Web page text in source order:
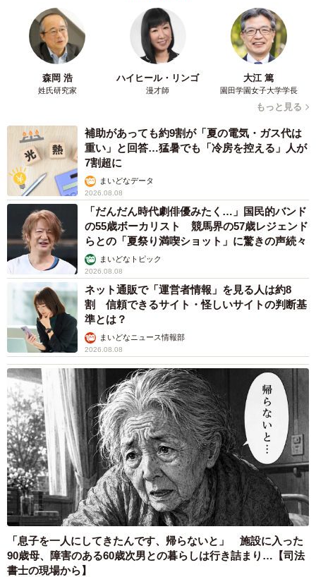
ました。
また今回の件について、奈緒さんが利用したハローワーク
の職業相談・紹介窓口にあらためて話を聞いてみると、担
当者の男性から以下のような返答がありました。
「会社に勤める人たちの人間性だったり、社員教育の仕方
だったりということについては、こちらには正確な情報が
入ってこないので、ブラック企業かどうかを的確に見極め
ることはできず、ハローワークは法律に違反していない限
り求人を受けざるをえません。ただし、特定の会社で次々
に人が辞められたら、こちらもちょっとおかしいと思いま
すので、その場合は面接に行かれることをお止めします」
また、「もし入社してパワハラなどがあった場合は、ハロ
ーワークにどんどん通報していただければと思います。ハ
ローワークでもパワハラなどハラスメントがあった場合
は、各都道府県労働局にある雇用環境・均等部に連絡し、
そこから指導を行うことになります。それでも改善しない
場合は雇用環境・均等部と連携をとってハローワークで
は、今後求人は出せませんとお断りすることになります」
とのことでした。
※記事を一部修正しました（10月10日9時38分）
◇ ◇
▽厚生労働省／ハラスメント悩み相談室
https://harasu-soudan.mhlw.go.jp/
▽ハローワークインターネットサービス／ハローワークの
森岡 浩
姓氏研究家
ハイヒール・リンゴ
漫才師
大江 篤
園田学園女子大学学長
もっと見る
補助があっても約9割が「夏の電気・ガス代は
重い」と回答…猛暑でも「冷房を控える」人が
7割超に
まいどなデータ
2026.08.08
「だんだん時代劇俳優みたく…」国民的バンド
の55歳ボーカリスト 競馬界の57歳レジェンド
らとの「夏祭り満喫ショット」に驚きの声続々
まいどなトピック
2026.08.08
ネット通販で「運営者情報」を見る人は約8
割 信頼できるサイト・怪しいサイトの判断基
準とは？
まいどなニュース情報部
2026.08.08
「息子を一人にしてきたんです、帰らないと」 施設に入った
90歳母、障害のある60歳次男との暮らしは行き詰まり…【司法
書士の現場から】